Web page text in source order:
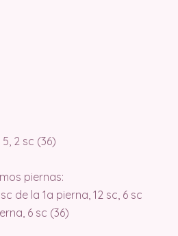
5, 2 sc (36)
piernas:
de la 1a pierna, 12 sc, 6 sc
6 sc (36)